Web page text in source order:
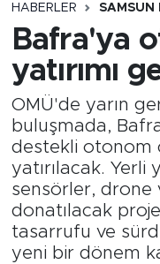
HABERLER SAMSUN
Bafra'ya
yatırımı
OMÜ'de yarın
buluşmada,
destekli otonom
yatırılacak. Yerli
sensörler, drone
donatılacak
tasarrufu ve
yeni bir dönem
Son Dakika
Haber Arşivi